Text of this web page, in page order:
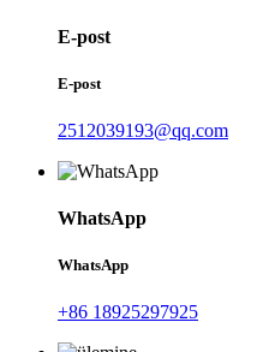
E-post
E-post
2512039193@qq.com
WhatsApp
WhatsApp
+86 18925297925